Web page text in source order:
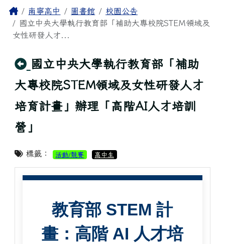
主內容區域
Home南寧高中 圖書館
校園公告
國立中央大學執行教育部「補助大專校院STEM領域及
女性研發人才...
回上頁
國立中央大學執行教育部「補助
大專校院STEM領域及女性研發人才
培育計畫」辦理「高階AI人才培訓
營」
標籤： 活動/競賽 高中生
教育部 STEM 計
畫：高階 AI 人才培